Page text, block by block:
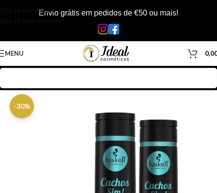
Skip to navigationEnvio grátis em pedidos de €50 ou mais!
MENU
-30%